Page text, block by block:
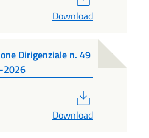
Download
Dirigenziale n. 49
2026
Download